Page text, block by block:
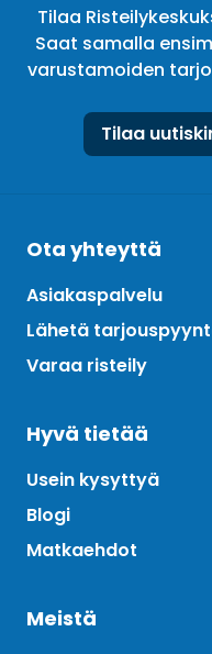
Tilaa
Saat samalla
varustamoiden
Tilaa
Ota yhteyttä
Asiakaspalvelu
Lähetä
Varaa risteily
Hyvä tietää
Usein kysyttyä
Blogi
Matkaehdot
Meistä